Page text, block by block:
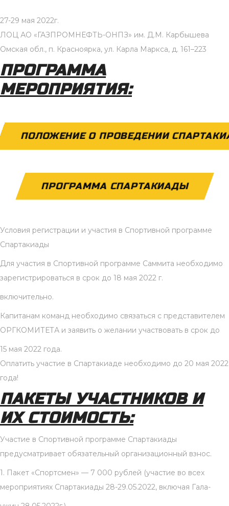
27-29 мая 2022г.
ЛОЦ АО «ГАЗПРОМНЕФТЬ-ОНПЗ» им. Д.М. Карбышева
Омская обл., п. Красноярка, ул. Карла Маркса, д. 161–223
ПРОГРАММА
МЕРОПРИЯТИЯ:
ПОЛОЖЕНИЕ О ПРОВЕДЕНИИ
ПРОГРАММА СПАРТАКИАДЫ
Условия регистрации и участия в Спортивной программе
Спартакиады
Для участия в Спортивной программе Саммита необходимо
зарегистрироваться в срок до 18 мая 2022 г.
включительно.
Капитанам команд необходимо связаться с представителем
ОРГКОМИТЕТА и заявить о желании участвовать в срок до
15 мая 2022 года.
Оплатить участие в Спартакиаде необходимо до 20 мая 2022
года!
ПАКЕТЫ УЧАСТНИКОВ И
ИХ СТОИМОСТЬ:
Участие в Спортивной программе Спартакиады
предусматривает обязательный организационный взнос.
1. Пакет «Спортсмен» — 7 000 рублей (участие во всех
мероприятиях Спартакиады 28-29.05.2022, включая Гала-